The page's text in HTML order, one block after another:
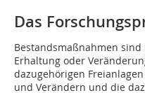
Das
Bestandsmaßnahmen
Erhaltung oder
dazugehörigen
und Verändern und die